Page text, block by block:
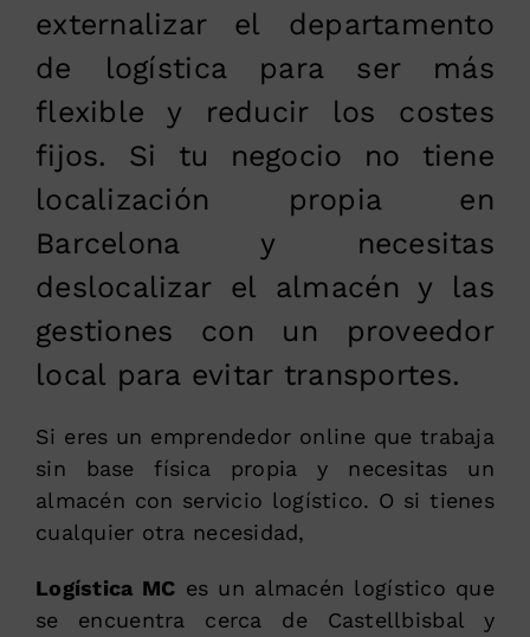
externalizar el departamento
de logística para ser más
flexible y reducir los costes
fijos. Si tu negocio no tiene
localización propia en
Barcelona y necesitas
deslocalizar el almacén y las
gestiones con un proveedor
local para evitar transportes.
Si eres un emprendedor online que trabaja
sin base física propia y necesitas un
almacén con servicio logístico. O si tienes
cualquier otra necesidad,
Logística MC es un almacén logístico que
se encuentra cerca de Castellbisbal y